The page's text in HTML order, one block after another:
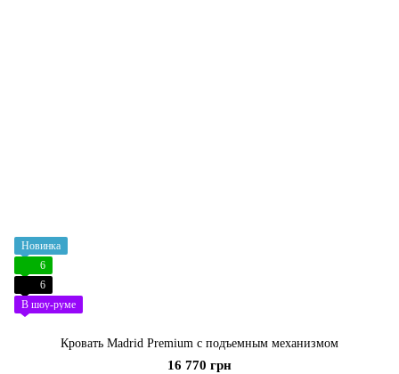
Новинка
6
6
В шоу-руме
Кровать Madrid Premium с подъемным механизмом
16 770 грн